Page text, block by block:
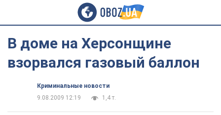
В доме на Херсонщине
взорвался газовый баллон
Криминальные новости
9.08.2009 12:19
1,4 т.